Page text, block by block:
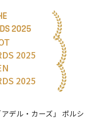
2025
2025
2025
デル・カーズ」
ポルシ